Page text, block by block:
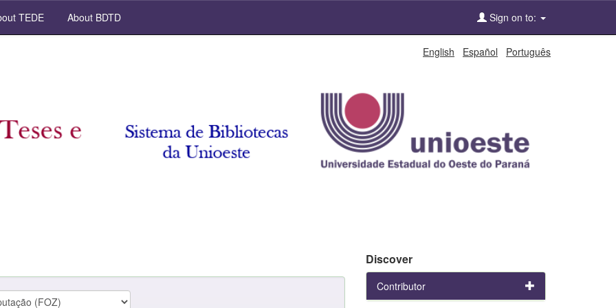
TEDE About BDTD Sign on to:
English Español Português
Discover
Contributor